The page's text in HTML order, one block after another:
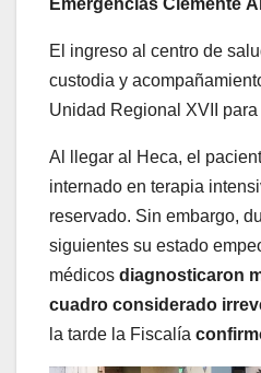
Emergencias Clemente
El ingreso al centro de
custodia y
Unidad Regional XVII
Al llegar al Heca, el
internado en terapia
reservado. Sin embargo,
siguientes su estado
médicos diagnosticaron
cuadro considerado
la tarde la Fiscalía